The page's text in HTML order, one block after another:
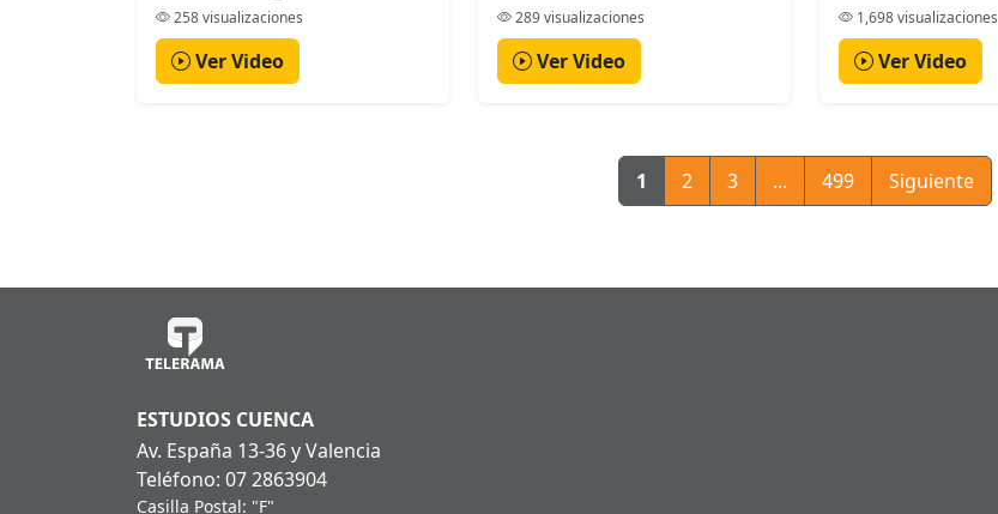
258 visualizaciones
Ver Video
289 visualizaciones
Ver Video
1,698 visualizaciones
Ver Video
1 2 3 ... 499 Siguiente
ESTUDIOS CUENCA
Av. España 13-36 y Valencia
Teléfono: 07 2863904
Casilla Postal: "F"